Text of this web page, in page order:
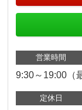
営業時間
9:30～19:00（
定休日